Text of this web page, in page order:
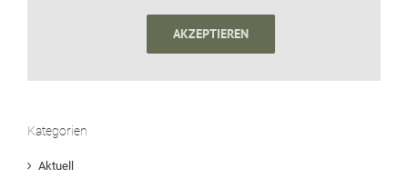
AKZEPTIEREN
Kategorien
Aktuell